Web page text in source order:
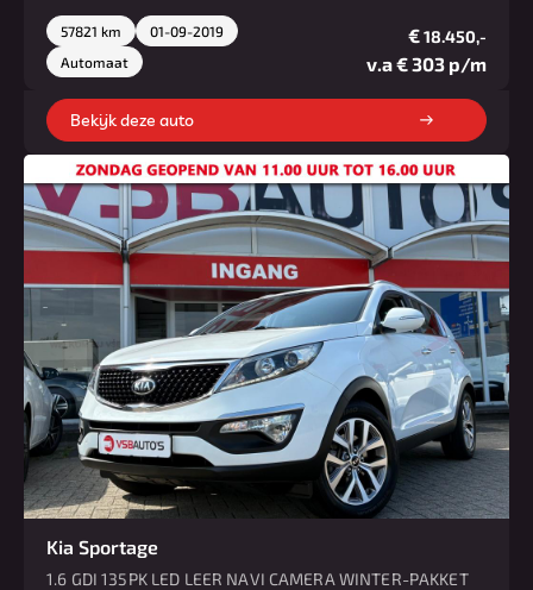
57821 km
01-09-2019
Automaat
€18.450,-
v.a € 303 p/m
Bekijk deze auto
Kia Sportage
1.6 GDI 135PK LED LEER NAVI CAMERA WINTER-PAKKET